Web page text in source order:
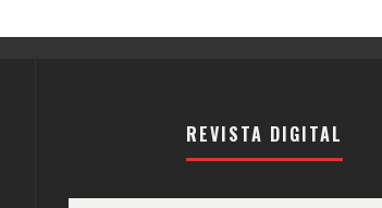
REVISTA DIGITAL